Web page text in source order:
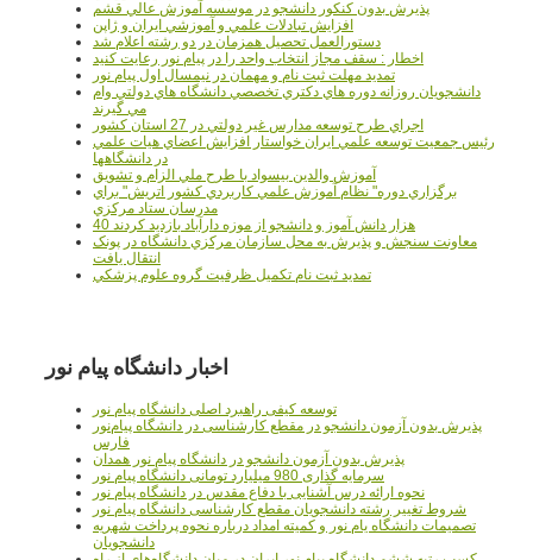
پذيرش بدون کنکور دانشجو در موسسه آموزش عالي قشم
افزايش تبادلات علمي و آموزشي ايران و ژاپن
دستورالعمل تحصیل همزمان در دو رشته اعلام شد
اخطار : سقف مجاز انتخاب واحد را در پیام نور رعایت کنید
تمدید مهلت ثبت نام و مهمان در نیمسال اول پیام نور
دانشجويان روزانه دوره هاي دكتري تخصصي دانشگاه هاي دولتي وام
مي گيرند
اجراي طرح توسعه مدارس غير دولتي در 27 استان کشور
رئيس جمعيت توسعه علمي ايران خواستار افزايش اعضاي هيات علمي
در دانشگاهها
آموزش والدين بيسواد با طرح ملي الزام و تشويق
برگزاري دوره" نظام آموزش علمي كاربردي كشور اتريش" براي
مدرسان ستاد مرکزي
40 هزار دانش آموز و دانشجو از موزه دارآباد بازديد کردند
معاونت سنجش و پذيرش به محل سازمان مرکزي دانشگاه در پونک
انتقال يافت
تمديد ثبت نام تکميل ظرفيت گروه علوم پزشکي
اخبار دانشگاه پیام نور
توسعه کیفی راهبرد اصلی دانشگاه پیام نور
پذیرش بدون آزمون دانشجو در مقطع کارشناسی در دانشگاه پیام‌نور
فارس
پذیرش بدون آزمون دانشجو در دانشگاه پیام نور همدان
سرمایه گذاری 980 میلیارد تومانی دانشگاه پیام نور
نحوه ارائه درس آشنایی با دفاع مقدس در دانشگاه پیام نور
شروط تغییر رشته دانشجویان مقطع کارشناسی دانشگاه پیام نور
تصمیمات دانشگاه یام نور و کمیته امداد درباره نحوه پرداخت شهریه
دانشجویان